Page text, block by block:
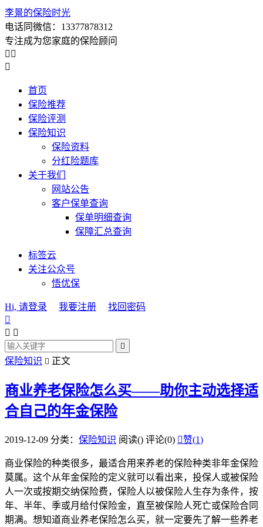
李景的保险时光
电话同微信：13377878312
专注成为您家庭的保险顾问
 

首页
保险推荐
保险评测
保险知识
保险资料
分红险题库
关于我们
网站公告
客户保单查询
保单明细查询
保障汇总查询
标签云
关注公众号
悟优保
Hi, 请登录 我要注册
找回密码

 

保险知识  正文
商业养老保险怎么买——助你主动选择适
合自己的年金保险
2019-12-09 分类： 保险知识 阅读() 评论(0) 赞(1)
商业保险的种类很多，最适合用来养老的保险种类非年金保险
莫属。这个从年金保险的定义就可以看出来，投保人或被保险
人一次或按期交纳保险费，保险人以被保险人生存为条件，按
年、半年、季或月给付保险金，直至被保险人死亡或保险合同
期满。想知道商业养老保险怎么买，就一定要先了解一些养老